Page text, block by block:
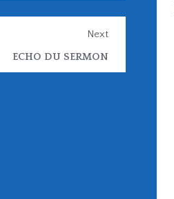
Next
ECHO DU SERMON